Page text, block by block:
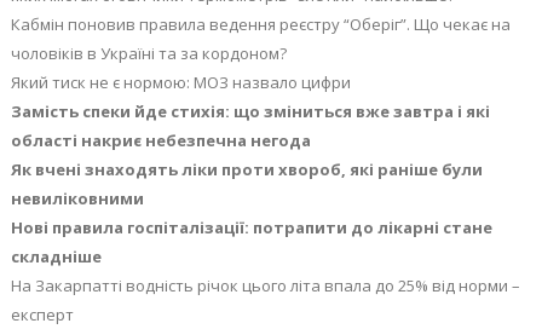
Кабмін поновив правила ведення реєстру “Оберіг”. Що чекає на
чоловіків в Україні та за кордоном?
Який тиск не є нормою: МОЗ назвало цифри
Замість спеки йде стихія: що зміниться вже завтра і які
області накриє небезпечна негода
Як вчені знаходять ліки проти хвороб, які раніше були
невиліковними
Нові правила госпіталізації: потрапити до лікарні стане
складніше
На Закарпатті водність річок цього літа впала до 25% від норми –
експерт